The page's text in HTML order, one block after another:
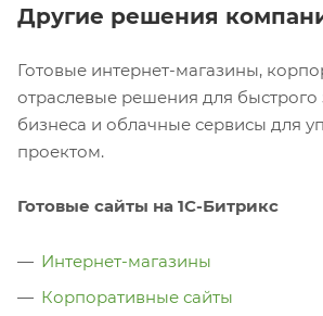
Другие решения
Готовые интернет-магазины,
отраслевые решения для быстрого
бизнеса и облачные сервисы для
проектом.
Готовые сайты на 1С-Битрикс
Интернет-магазины
Корпоративные сайты